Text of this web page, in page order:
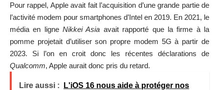
Pour rappel, Apple avait fait l’acquisition d’une grande partie de
l’activité modem pour smartphones d’Intel en 2019. En 2021, le
média en ligneNikkei Asia avait rapporté que la firme à la
pomme projetait d’utiliser son propre modem 5G à partir de
2023. Si l’on en croit donc les récentes déclarations de
Qualcomm, Apple aurait donc pris du retard.
Lire aussi :
L'iOS 16 nous aide à protéger nos